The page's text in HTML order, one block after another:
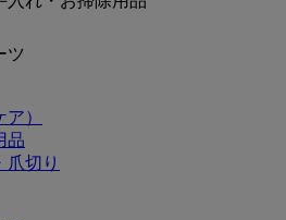
ツ
）
品
爪切り